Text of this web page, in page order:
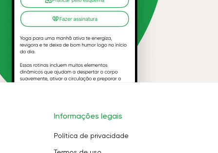
Informações legais
Política de privacidade